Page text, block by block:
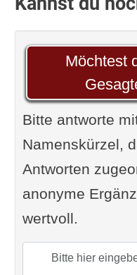
Möchtest
Bitte antworte
Namenskürzel,
Antworten
anonyme
wertvoll.